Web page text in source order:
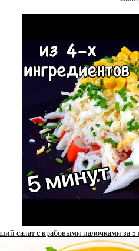
салат с крабовыми палочками за